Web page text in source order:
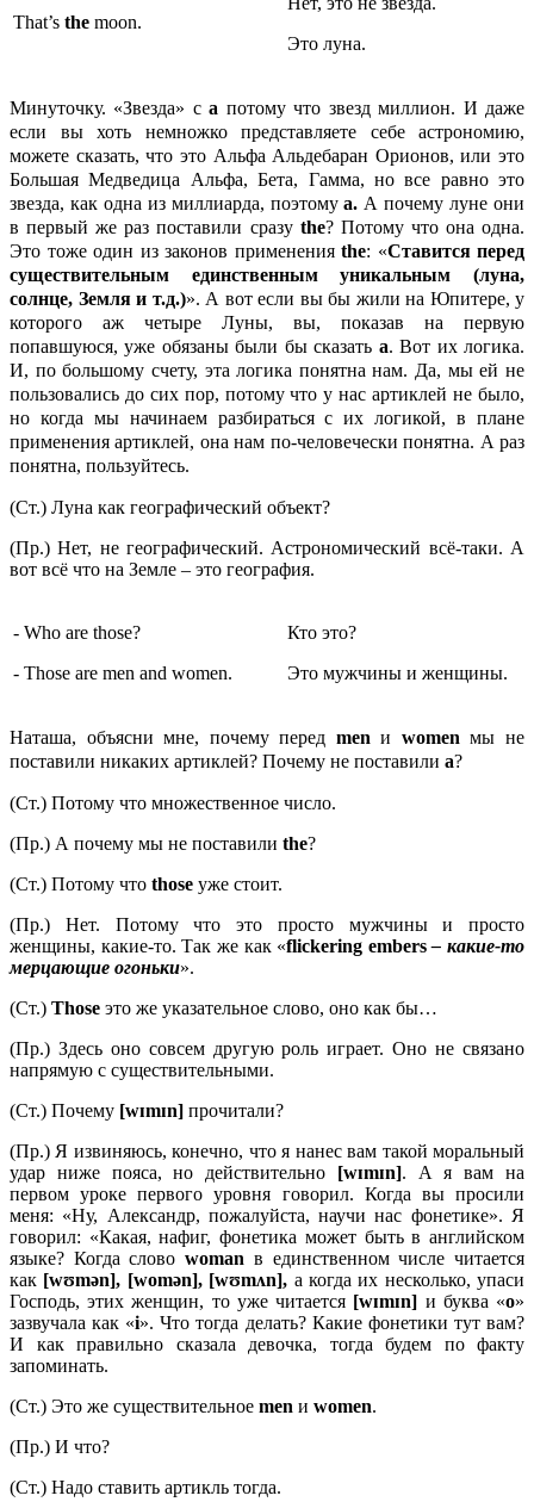
That’s the moon.
Это луна.
Минуточку. «Звезда» сa потому что звезд миллион. И даже
если вы хоть немножко представляете себе астрономию,
можете сказать, что это Альфа Альдебаран Орионов, или это
Большая Медведица Альфа, Бета, Гамма, но все равно это
звезда, как одна из миллиарда, поэтомуa. А почему луне они
в первый же раз поставили сразу the? Потому что она одна.
Это тоже один из законов применения the: «Ставится перед
существительным единственным уникальным (луна,
солнце, Земля и т.д.)». А вот если вы бы жили на Юпитере, у
которого аж четыре Луны, вы, показав на первую
попавшуюся, уже обязаны были бы сказать a. Вот их логика.
И, по большому счету, эта логика понятна нам. Да, мы ей не
пользовались до сих пор, потому что у нас артиклей не было,
но когда мы начинаем разбираться с их логикой, в плане
применения артиклей, она нам по-человечески понятна. А раз
понятна, пользуйтесь.
(Ст.) Луна как географический объект?
(Пр.) Нет, не географический. Астрономический всё-таки. А
вот всё что на Земле – это география.
- Who are those?
- Those are men and women.
Кто это?
Это мужчины и женщины.
Наташа, объясни мне, почему перед men и women мы не
поставили никаких артиклей? Почему не поставили a?
(Ст.) Потому что множественное число.
(Пр.) А почему мы не поставили the?
(Ст.) Потому что those уже стоит.
(Пр.) Нет. Потому что это просто мужчины и просто
женщины, какие-то. Так же как «flickering embers– какие-то
мерцающие огоньки».
(Ст.) Those это же указательное слово, оно как бы…
(Пр.) Здесь оно совсем другую роль играет. Оно не связано
напрямую с существительными.
(Ст.) Почему [wɪmɪn] прочитали?
(Пр.) Я извиняюсь, конечно, что я нанес вам такой моральный
удар ниже пояса, но действительно [wɪmɪn]. А я вам на
первом уроке первого уровня говорил. Когда вы просили
меня: «Ну, Александр, пожалуйста, научи нас фонетике». Я
говорил: «Какая, нафиг, фонетика может быть в английском
языке? Когда словоwoman в единственном числе читается
как [wʊmən], [womən], [wʊmʌn], а когда их несколько, упаси
Господь, этих женщин, то уже читается [wɪmɪn] и буква «o»
зазвучала как «i». Что тогда делать? Какие фонетики тут вам?
И как правильно сказала девочка, тогда будем по факту
запоминать.
(Ст.) Это же существительное men и women.
(Пр.) И что?
(Ст.) Надо ставить артикль тогда.